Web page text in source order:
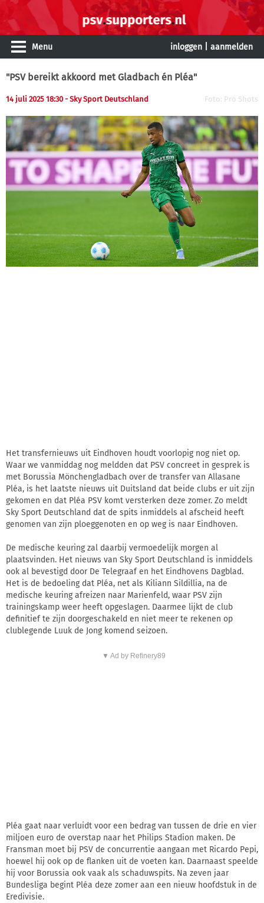
Menu inloggen aanmelden
"PSV bereikt akkoord met Gladbach én Pléa"
14 juli 2025 18:30 - Sky Sport Deutschland Foto: Pro Shots
Het transfernieuws uit Eindhoven houdt voorlopig nog niet op.
Waar we vanmiddag nog meldden dat PSV concreet in gesprek is
met Borussia Mönchengladbach over de transfer van Allasane
Pléa, is het laatste nieuws uit Duitsland dat beide clubs er uit zijn
gekomen en dat Pléa PSV komt versterken deze zomer. Zo meldt
Sky Sport Deutschland dat de spits inmiddels al afscheid heeft
genomen van zijn ploeggenoten en op weg is naar Eindhoven.
De medische keuring zal daarbij vermoedelijk morgen al
plaatsvinden. Het nieuws van Sky Sport Deutschland is inmiddels
ook al bevestigd door De Telegraaf en het Eindhovens Dagblad.
Het is de bedoeling dat Pléa, net als Kiliann Sildillia, na de
medische keuring afreizen naar Marienfeld, waar PSV zijn
trainingskamp weer heeft opgeslagen. Daarmee lijkt de club
definitief te zijn doorgeschakeld en niet meer te rekenen op
clublegende Luuk de Jong komend seizoen.
▼ Ad by Refinery89
Pléa gaat naar verluidt voor een bedrag van tussen de drie en vier
miljoen euro de overstap naar het Philips Stadion maken. De
Fransman moet bij PSV de concurrentie aangaan met Ricardo Pepi,
hoewel hij ook op de flanken uit de voeten kan. Daarnaast speelde
hij voor Borussia ook vaak als schaduwspits. Na zeven jaar
Bundesliga begint Pléa deze zomer aan een nieuw hoofdstuk in de
Eredivisie.